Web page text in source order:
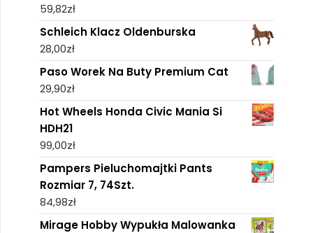
59,82zł
Schleich Klacz Oldenburska
28,00zł
Paso Worek Na Buty Premium Cat
29,90zł
Hot Wheels Honda Civic Mania Si
HDH21
99,00zł
Pampers Pieluchomajtki Pants
Rozmiar 7, 74Szt.
84,98zł
Mirage Hobby Wypukła Malowanka